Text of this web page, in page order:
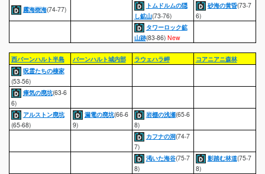
霧海樹海(74-77)
トムドルムの隠
し鉱山(73-76)
砂海の黄昏(73-7
6)
タワーロック鉱
山跡(83-86) New
西バーンハルト半島 バーンハルト城内部 ラウェハラ岬
コアニアニ森林
呪霊たちの棲家
(53-56)
瘴気の廃坑(63-6
6)
アルストン廃坑
(65-68)
漏電の廃坑(66-6
9)
岩棚の浅瀬(65-6
8)
カフナの洞(74-7
7)
渇いた海谷(75-7
8)
影踏む林道(75-7
8)